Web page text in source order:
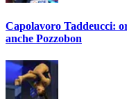
Capolavoro Taddeucci:
anche Pozzobon